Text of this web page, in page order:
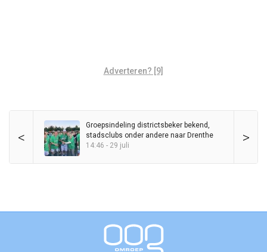
Adverteren? [9]
< >
Groepsindeling districtsbeker bekend,
stadsclubs onder andere naar Drenthe
14:46 - 29 juli